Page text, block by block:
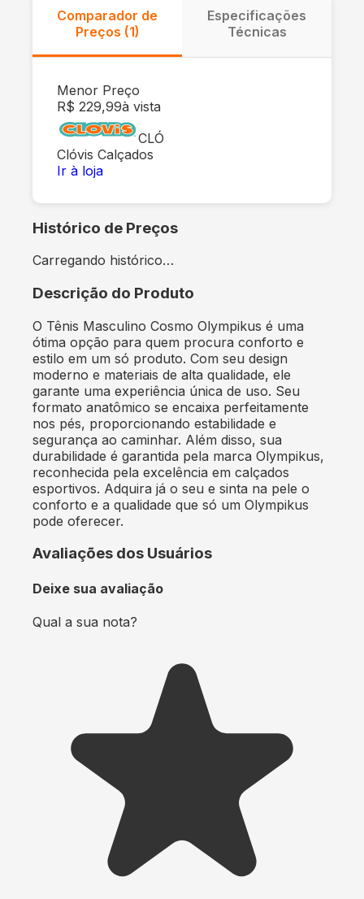
Comparador de
Preços (1)
Especificações
Técnicas
Menor Preço
R$ 229,99à vista
CLÓ
Clóvis Calçados
Ir à loja
Histórico de Preços
Carregando histórico…
Descrição do Produto
O Tênis Masculino Cosmo Olympikus é uma
ótima opção para quem procura conforto e
estilo em um só produto. Com seu design
moderno e materiais de alta qualidade, ele
garante uma experiência única de uso. Seu
formato anatômico se encaixa perfeitamente
nos pés, proporcionando estabilidade e
segurança ao caminhar. Além disso, sua
durabilidade é garantida pela marca Olympikus,
reconhecida pela excelência em calçados
esportivos. Adquira já o seu e sinta na pele o
conforto e a qualidade que só um Olympikus
pode oferecer.
Avaliações dos Usuários
Deixe sua avaliação
Qual a sua nota?